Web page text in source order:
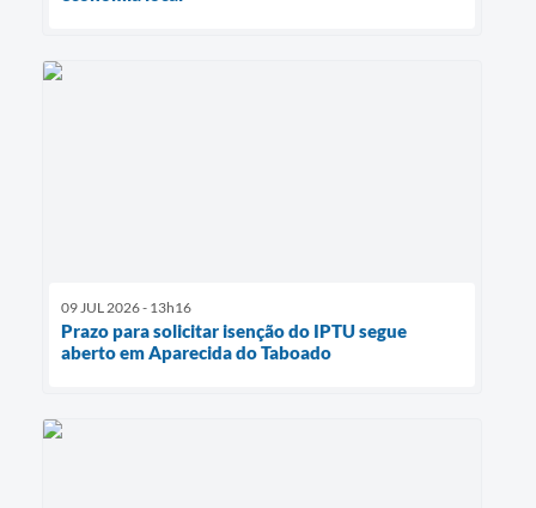
09 JUL 2026 - 13h16
Prazo para solicitar isenção do IPTU segue
aberto em Aparecida do Taboado